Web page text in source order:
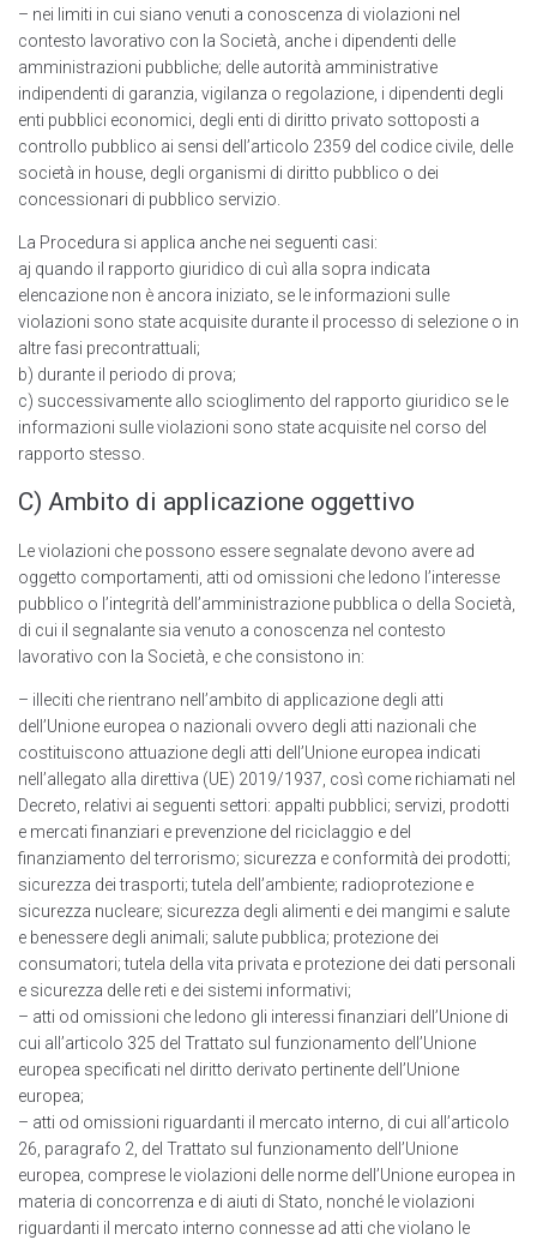
– nei limiti in cui siano venuti a conoscenza di violazioni nel
contesto lavorativo con la Società, anche i dipendenti delle
amministrazioni pubbliche; delle autorità amministrative
indipendenti di garanzia, vigilanza o regolazione, i dipendenti degli
enti pubblici economici, degli enti di diritto privato sottoposti a
controllo pubblico ai sensi dell’articolo 2359 del codice civile, delle
società in house, degli organismi di diritto pubblico o dei
concessionari di pubblico servizio.
La Procedura si applica anche nei seguenti casi:
aj quando il rapporto giuridico di cuì alla sopra indicata
elencazione non è ancora iniziato, se le informazioni sulle
violazioni sono state acquisite durante il processo di selezione o in
altre fasi precontrattuali;
b) durante il periodo di prova;
c) successivamente allo scioglimento del rapporto giuridico se le
informazioni sulle violazioni sono state acquisite nel corso del
rapporto stesso.
C) Ambito di applicazione oggettivo
Le violazioni che possono essere segnalate devono avere ad
oggetto comportamenti, atti od omissioni che ledono l’interesse
pubblico o l’integrità dell’amministrazione pubblica o della Società,
di cui il segnalante sia venuto a conoscenza nel contesto
lavorativo con la Società, e che consistono in:
– illeciti che rientrano nell’ambito di applicazione degli atti
delI’Unione europea o nazionali ovvero degli atti nazionali che
costituiscono attuazione degli atti deIl’Unione europea indicati
nell’allegato alla direttiva (UE) 2019/1937, così come richiamati nel
Decreto, relativi ai seguenti settori: appalti pubblici; servizi, prodotti
e mercati finanziari e prevenzione del riciclaggio e del
finanziamento del terrorismo; sicurezza e conformità dei prodotti;
sicurezza dei trasporti; tutela dell’ambiente; radioprotezione e
sicurezza nucleare; sicurezza degli alimenti e dei mangimi e salute
e benessere degli animali; salute pubblica; protezione dei
consumatori; tutela della vita privata e protezione dei dati personali
e sicurezza delle reti e dei sistemi informativi;
– atti od omissioni che ledono gli interessi finanziari delI’Unione di
cui all’articolo 325 del Trattato sul funzionamento deIl’Unione
europea specificati nel diritto derivato pertinente deIl’Unione
europea;
– atti od omissioni riguardanti il mercato interno, di cui all’articolo
26, paragrafo 2, del Trattato sul funzionamento dell’Unione
europea, comprese le violazioni delle norme deII’Unione europea in
materia di concorrenza e di aiuti di Stato, nonché le violazioni
riguardanti il mercato interno connesse ad atti che violano le